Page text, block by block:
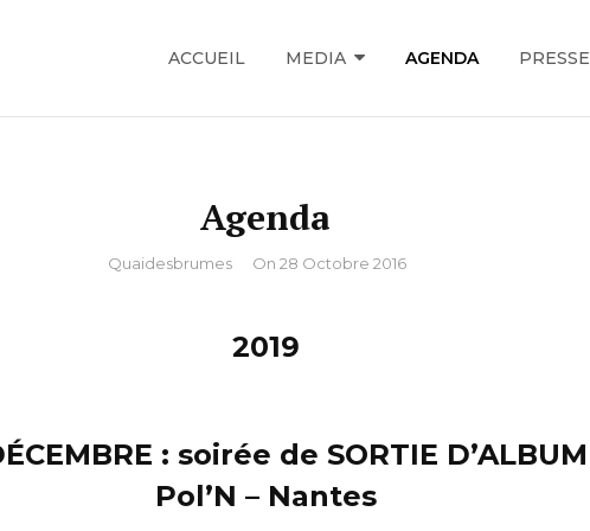
ACCUEIL MEDIA AGENDA PRESSE
Agenda
By
Quaidesbrumes On 28 Octobre 2016
2019
: soirée de SORTIE D’ALBUM
Pol’N – Nantes